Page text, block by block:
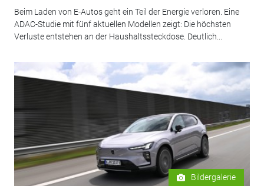
Beim Laden von E-Autos geht ein Teil der Energie verloren. Eine
ADAC-Studie mit fünf aktuellen Modellen zeigt: Die höchsten
Verluste entstehen an der Haushaltssteckdose. Deutlich...
Bildergalerie